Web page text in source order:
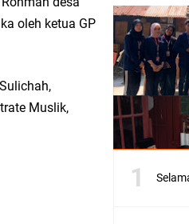
Pelayanan Publik dan Kepedulian
Terus Istiqomah
oleh ketua GP
Muslik,